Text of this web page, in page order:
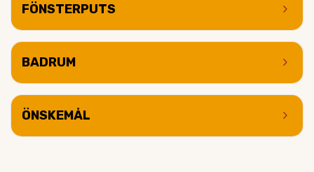
keyboard_arrow_right
FÖNSTERPUTS
keyboard_arrow_right
BADRUM
keyboard_arrow_right
ÖNSKEMÅL